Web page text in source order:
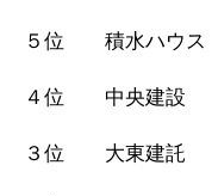
５位 積水
４位 中央
３位 大東